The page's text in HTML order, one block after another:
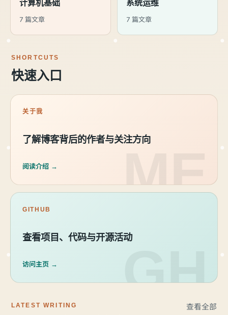
计算机基础
7 篇文章
系统运维
7 篇文章
SHORTCUTS
快速入口
关于我
了解博客背后的作者与关注方向
阅读介绍 →
GITHUB
查看项目、代码与开源活动
访问主页 →
LATEST WRITING 查看全部